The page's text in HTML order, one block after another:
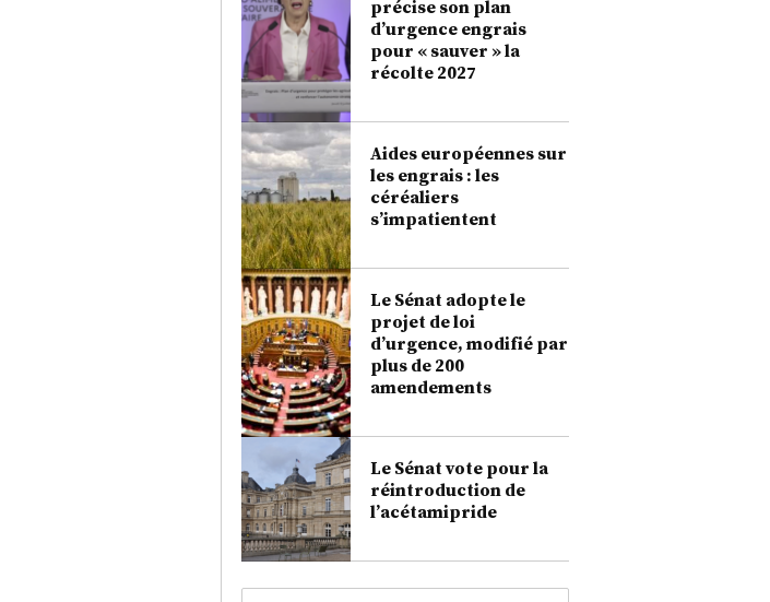
précise son plan
d’urgence engrais
pour « sauver » la
récolte 2027
Aides européennes sur
les engrais : les
céréaliers
s’impatientent
Le Sénat adopte le
projet de loi
d’urgence, modifié par
plus de 200
amendements
Le Sénat vote pour la
réintroduction de
l’acétamipride